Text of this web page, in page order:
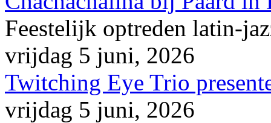
Feestelijk optreden latin-
vrijdag 5 juni, 2026
Twitching Eye Trio
vrijdag 5 juni, 2026